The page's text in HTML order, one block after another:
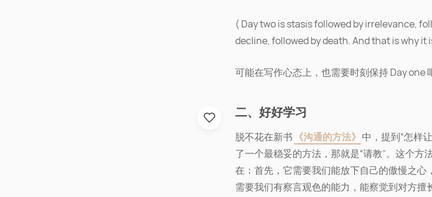
( Day two is stasis followed by irrelevance,
decline, followed by death. And that is why it
可能在写作心态上，也需要时刻保持 Day one
二、好好学习
脱不花在新书 《沟通的方法》 中，提到“怎样
了一个最稳妥的方法，那就是“请教”。这个方
在：首先，它需要我们能放下自己的傲慢之心
需要我们有察言观色的能力，能察觉到对方